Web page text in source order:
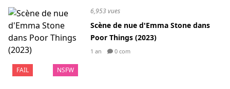
FAIL NSFW
6,953 vues
Scène de nue d'Emma Stone dans
Poor Things (2023)
1 an 0 com